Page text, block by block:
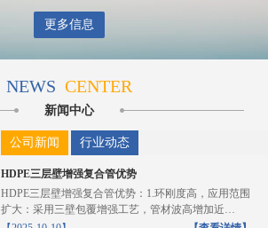
更多信息
NEWS CENTER
新闻中心
公司新闻 行业动态
HDPE三层壁增强复合管优势
HDPE三层壁增强复合管优势：1.环刚度高，应用范围
扩大：采用三壁包覆增强工艺，管材波高增加近
10%，截...